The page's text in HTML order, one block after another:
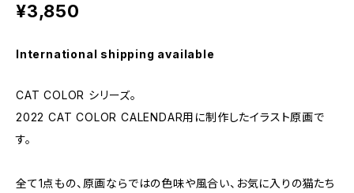
¥3,850
International shipping available
CAT COLOR シリーズ。
2022 CAT COLOR CALENDAR用に制作したイラスト原画で
す。
全て1点もの、原画ならではの色味や風合い、お気に入りの猫たち